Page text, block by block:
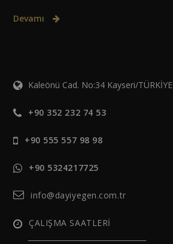
Devamı
Kaleönü Cad. No:34 Kayseri/TÜRKİYE
+90 352 232 74 53
+90 555 557 98 98
+90 5324217725
info@dayiyegen.com.tr
ÇALIŞMA SAATLERİ